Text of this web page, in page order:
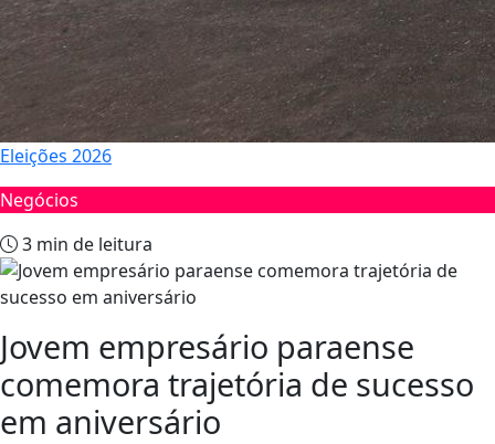
Eleições 2026
Negócios
3 min de leitura
Jovem empresário paraense
comemora trajetória de sucesso
em aniversário